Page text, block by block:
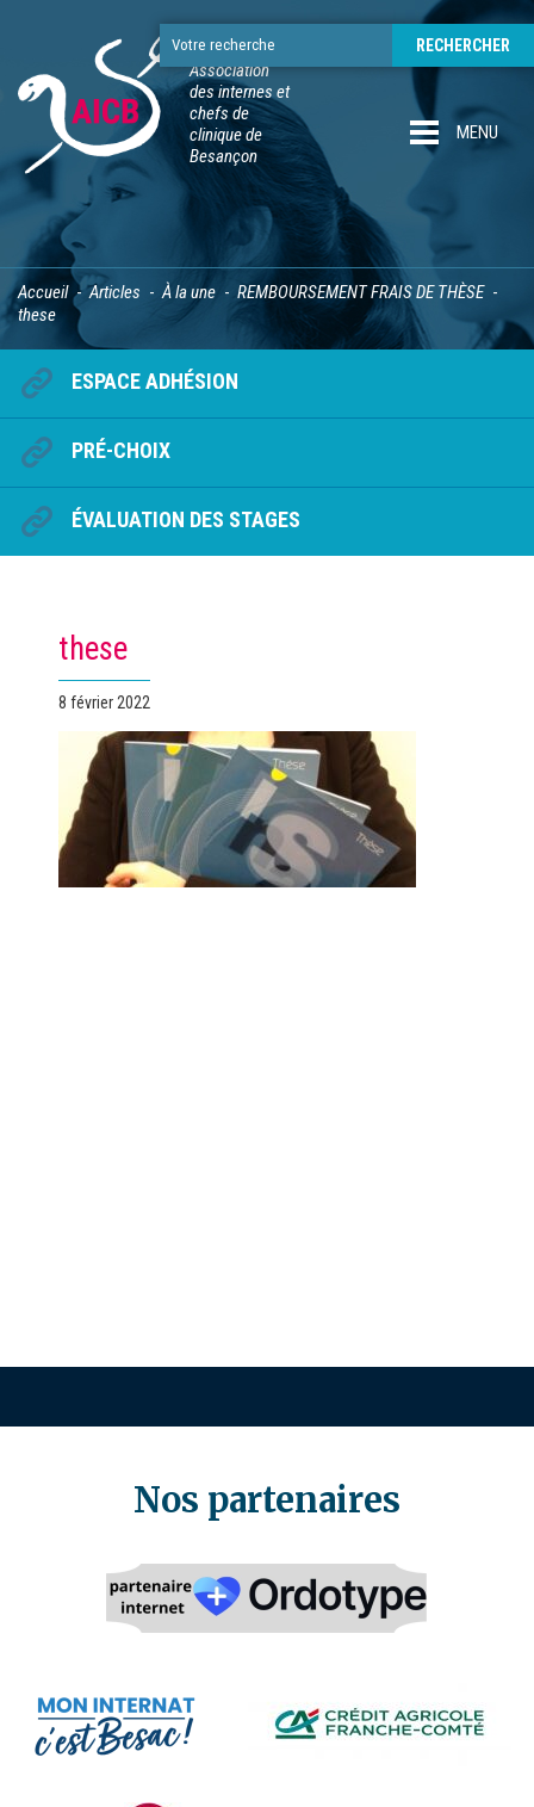
Association
des internes et
chefs de
clinique de
Besançon
MENU
Accueil Articles À la une
REMBOURSEMENT FRAIS DE THÈSE
these
ESPACE ADHÉSION
PRÉ-CHOIX
ÉVALUATION DES STAGES
these
Publié
8 février 2022
Nos partenaires